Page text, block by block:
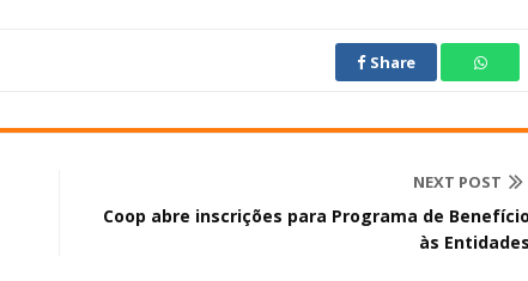
Share
NEXT POST
Coop abre inscrições para Programa de
às